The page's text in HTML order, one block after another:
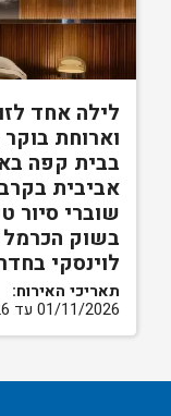
לילה אחד
וארוחת
בבית קפה
אביבית
שוברי סיור
בשוק
לוינסקי
תאריכי האירוח:
01/11/2026 עד 30/11/2026